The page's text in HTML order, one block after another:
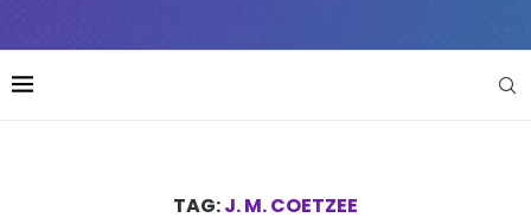
TAG:J. M. COETZEE